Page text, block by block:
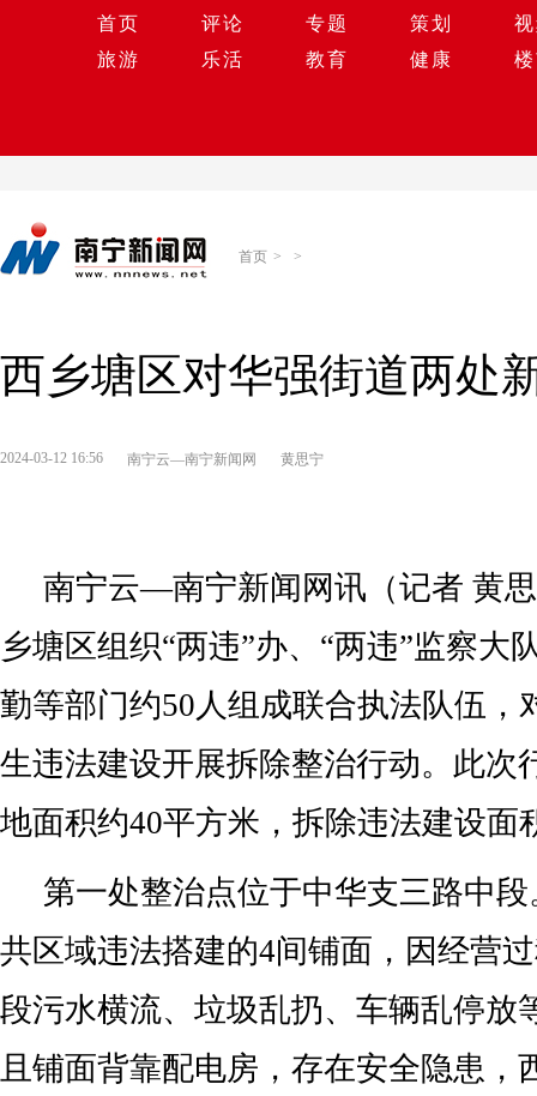
首页 评论 专题 策划
旅游
乐活 教育 健康
首页 > >
西乡塘区对华强街道两处
2024-03-12 16:56 南宁云—南宁新闻网 黄思宁
南宁云—南宁新闻网讯（记者 黄
乡塘区组织“两违”办、“两违”监察大
勤等部门约50人组成联合执法队伍，
生违法建设开展拆除整治行动。此次
地面积约40平方米，拆除违法建设面
第一处整治点位于中华支三路中
共区域违法搭建的4间铺面，因经营
段污水横流、垃圾乱扔、车辆乱停放
且铺面背靠配电房，存在安全隐患，